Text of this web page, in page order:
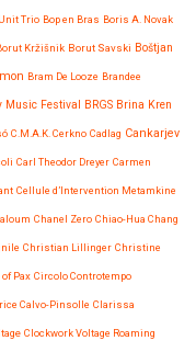
Trio Bop en Bras Boris A. Novak
Kržišnik Borut Savski Boštjan
Bram De Looze Brandee
Music Festival BRGS Brina Kren
C.M.A.K. Cerkno Cadlag Cankarjev
Carl Theodor Dreyer Carmen
Cellule d’Intervention Metamkine
Chanel Zero Chiao-Hua Chang
Christian Lillinger Christine
Pax Circolo Controtempo
Calvo-Pinsolle Clarissa
Clockwork Voltage Roaming